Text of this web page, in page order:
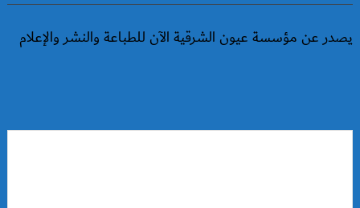
يصدر عن مؤسسة عيون الشرقية الآن للطباعة والنشر والإعلام